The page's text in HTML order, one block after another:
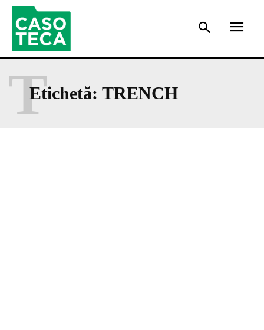
Etichetă: TRENCH
T